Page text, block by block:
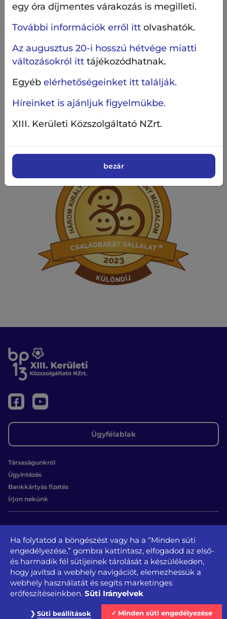
Különdíj a legjobb 1 perces
videónak
A Családbarát Vállalat cím elnyerése mellett az
egyik évben a legjobb 1 perces kisfilmnek járó
videó különdíját is a XIII. Kerületi Közszolgáltató
Zrt. hozhatta el. A 2023. évi ilyen különdíjat az
alábbi videóval érdemeltük ki.
A képre kattintva megnézheti videónkat!
Ügyfélablak
Társaságunkról
Ügyintézés
Bankkártyás fizetés
Írjon nekünk
Kapcsolat
1131 Budapest, Béke u. 65.
tel.: +36 1 350-3728, + 36 1 350-3729
kozszolgaltato@kozszolgaltato.bp13.hu
Adatvédelem és jogi nyilatkozat
@ XIII. Kerületi Közszolgáltató NZrt.
OldaltérképImpresszum
Közérdekű
adatok
Akadálymentesítési
nyilatkozat
egy óra díjmentes várakozás is megilleti.
További információk erről ittolvashatók.
Az augusztus 20-i hosszú hétvége miatti
változásokról itttájékozódhatnak.
Egyéb elérhetőségeinket itt találják.
Híreinket is ajánljuk figyelmükbe.
XIII. Kerületi Közszolgáltató NZrt.
bezár
Ha folytatod a böngészést vagy ha a “Minden süti
engedélyezése,” gombra kattintasz, elfogadod az első-
és harmadik fél sütijeinek tárolását a készülékeden,
hogy javítsd a webhely navigációt, elemezhessük a
webhely használatát és segíts marketinges
erőfeszítéseinkben. Süti Irányelvek
Minden süti engedélyezése
Süti beállítások